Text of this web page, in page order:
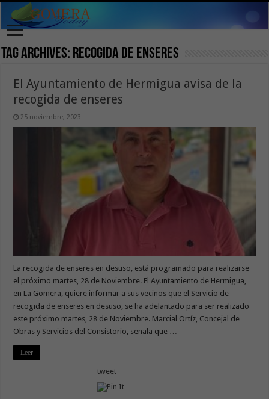
Tag Archives: recogida de enseres
El Ayuntamiento de Hermigua avisa de la
recogida de enseres
25 noviembre, 2023
La recogida de enseres en desuso, está programado para realizarse
el próximo martes, 28 de Noviembre. El Ayuntamiento de Hermigua,
en La Gomera, quiere informar a sus vecinos que el Servicio de
recogida de enseres en desuso, se ha adelantado para ser realizado
este próximo martes, 28 de Noviembre. Marcial Ortíz, Concejal de
Obras y Servicios del Consistorio, señala que …
Leer
tweet